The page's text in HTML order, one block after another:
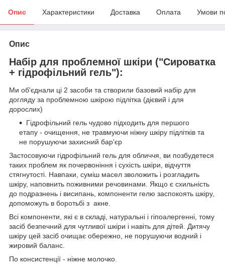
Опис Характеристики Доставка Оплата Умови
Опис
Набір для проблемної шкіри ("Сироватка
+ гідрофільний гель"):
Ми об'єднали ці 2 засоби та створили базовий набір для
догляду за проблемною шкірою підлітка (дієвий і для
дорослих)
Гідрофільний гель чудово підходить для першого
етапу - очищення, не травмуючи ніжну шкіру підлітків та
не порушуючи захисний бар'єр
Застосовуючи гідрофільний гель для обличчя, ви позбудетеся
таких проблем як почервоніння і сухість шкіри, відчуття
стягнутості. Навпаки, суміш масел зволожить і розгладить
шкіру, наповнить поживними речовинами. Якщо є схильність
до подразнень і висипань, компоненти гелю заспокоять шкіру,
допоможуть в боротьбі з акне.
Всі компоненти, які є в складі, натуральні і гіпоалергенні, тому
засіб безпечний для чутливої шкіри і навіть для дітей. Дитячу
шкіру цей засіб очищає обережно, не порушуючи водний і
жировий баланс.
По консистенції - ніжне молочко.